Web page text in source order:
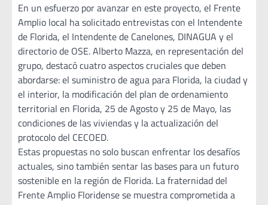
En un esfuerzo por avanzar en este proyecto, el Frente
Amplio local ha solicitado entrevistas con el Intendente
de Florida, el Intendente de Canelones, DINAGUA y el
directorio de OSE. Alberto Mazza, en representación del
grupo, destacó cuatro aspectos cruciales que deben
abordarse: el suministro de agua para Florida, la ciudad y
el interior, la modificación del plan de ordenamiento
territorial en Florida, 25 de Agosto y 25 de Mayo, las
condiciones de las viviendas y la actualización del
protocolo del CECOED.
Estas propuestas no solo buscan enfrentar los desafíos
actuales, sino también sentar las bases para un futuro
sostenible en la región de Florida. La fraternidad del
Frente Amplio Floridense se muestra comprometida a